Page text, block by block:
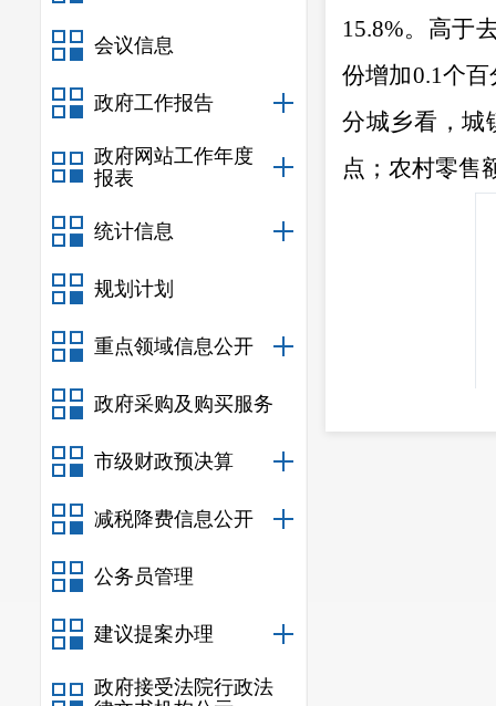
会议信息
政府工作报告
政府网站工作年度
报表
统计信息
规划计划
重点领域信息公开
政府采购及购买服务
市级财政预决算
减税降费信息公开
公务员管理
建议提案办理
政府接受法院行政法
15.8%。高于
份增加0.1个百
分城乡看，城
点；农村零售